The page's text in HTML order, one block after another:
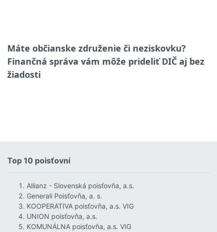
Máte občianske združenie či neziskovku?
Finančná správa vám môže prideliť DIČ aj bez
žiadosti
Top 10 poisťovní
Allianz - Slovenská poisťovňa, a.s.
Generali Poisťovňa, a. s.
KOOPERATIVA poisťovňa, a.s. VIG
UNION poisťovňa, a.s.
KOMUNÁLNA poisťovňa, a.s. VIG